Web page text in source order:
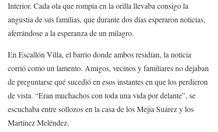
Interior. Cada ola que rompía en la orilla llevaba consigo la
angustia de sus familias, que durante dos días esperaron noticias,
aferrándose a la esperanza de un milagro.
En Escallón Villa, el barrio donde ambos residían, la noticia
corrió como un lamento. Amigos, vecinos y familiares no dejaban
de preguntarse qué sucedió en esos instantes en que los perdieron
de vista. “Eran muchachos con toda una vida por delante”, se
escuchaba entre sollozos en la casa de los Mejía Suárez y los
Martínez Meléndez.